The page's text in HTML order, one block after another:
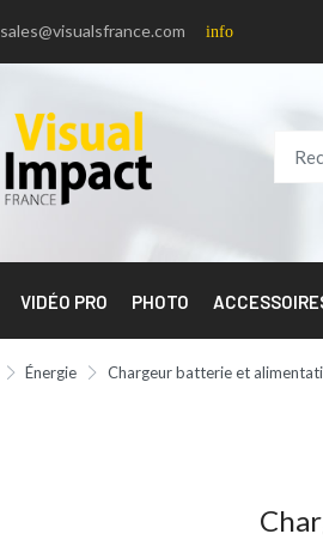
sales@visualsfrance.com info
VIDÉO PRO PHOTO
Énergie Chargeur batterie et